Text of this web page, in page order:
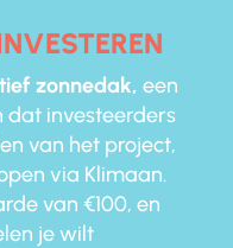
zonnedak, een
dat investeerders
van het project,
via Klimaan.
van €100, en
je wilt